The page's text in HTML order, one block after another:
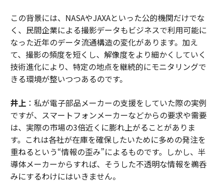
この背景には、NASAやJAXAといった公的機関だけでな
く、民間企業による撮影データもビジネスで利用可能に
なった近年のデータ流通構造の変化があります。加え
て、撮影の頻度を短くし、解像度をより細かくしていく
技術進化により、特定の地点を継続的にモニタリングで
きる環境が整いつつあるのです。
井上 ：私が電子部品メーカーの支援をしていた際の実例
ですが、スマートフォンメーカーなどからの要求や需要
は、実際の市場の3倍近くに膨れ上がることがありま
す。これは各社が在庫を確保したいために多めの発注を
重ねるという“情報の歪み”によるものです。しかし、半
導体メーカーからすれば、そうした不透明な情報を鵜呑
みにするわけにはいきません。